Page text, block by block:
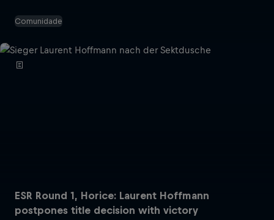
Comunidade
ESR Round 1, Horice: Laurent Hoffmann
postpones title decision with victory
Red Bull energiajoogi